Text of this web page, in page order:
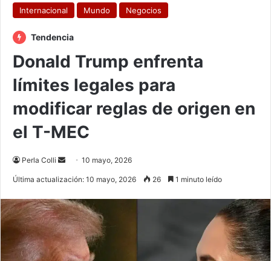
Internacional Mundo Negocios
Tendencia
Donald Trump enfrenta
límites legales para
modificar reglas de origen en
el T-MEC
Perla Colli
Send10 mayo, 2026
Última actualización: 10 mayo, 2026 26 1 minuto leído